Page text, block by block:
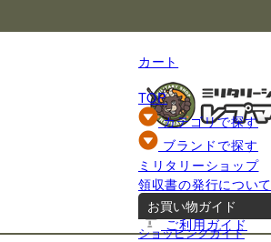
カート
TOP
カテゴリで探す
ブランドで探す
基礎知識
当店について
ご利用ガイド
ミリタリーショップ
領収書の発行について
お買い物ガイド
ショッピングガイド